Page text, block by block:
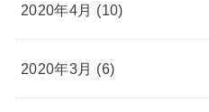
2020年4月 (10)
2020年3月 (6)